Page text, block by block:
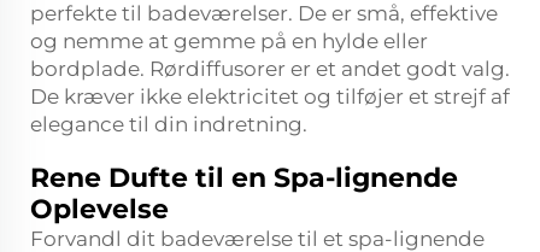
perfekte til badeværelser. De er små, effektive
og nemme at gemme på en hylde eller
bordplade. Rørdiffusorer er et andet godt valg.
De kræver ikke elektricitet og tilføjer et strejf af
elegance til din indretning.
Rene Dufte til en Spa-lignende
Oplevelse
Forvandl dit badeværelse til et spa-lignende